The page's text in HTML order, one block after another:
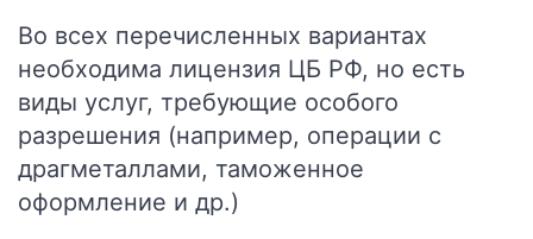
Во всех перечисленных вариантах
необходима лицензия ЦБ РФ, но есть
виды услуг, требующие особого
разрешения (например, операции с
драгметаллами, таможенное
оформление и др.)